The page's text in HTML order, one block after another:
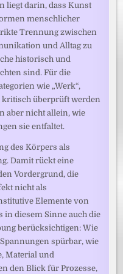
liegt darin, dass Kunst
menschlicher
Trennung zwischen
und Alltag zu
historisch und
sind. Für die
wie „Werk“,
kritisch überprüft werden
aber nicht allein, wie
sie entfaltet.
des Körpers als
Damit rückt eine
Vordergrund, die
nicht als
Elemente von
in diesem Sinne auch die
berücksichtigen: Wie
spürbar, wie
Material und
den Blick für Prozesse,